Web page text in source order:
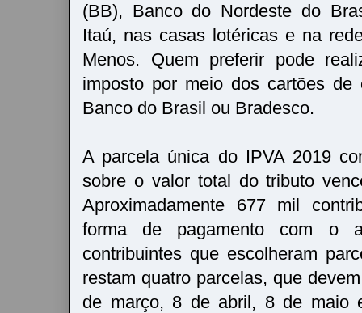
(BB), Banco do Nordeste do
Itaú, nas casas lotéricas e na
Menos. Quem preferir pode
imposto por meio dos cartões de
Banco do Brasil ou Bradesco.
A parcela única do IPVA 2019
sobre o valor total do tributo
Aproximadamente 677 mil
forma de pagamento com o
contribuintes que escolheram
restam quatro parcelas, que
de março, 8 de abril, 8 de maio